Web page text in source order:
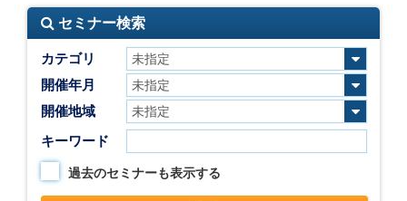
セミナー検索
カテゴリ
開催年月
開催地域
キーワード
過去のセミナーも表示する